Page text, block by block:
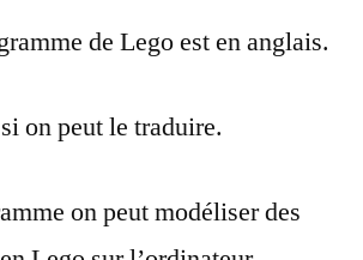
de Lego est en anglais.
on peut le traduire.
on peut modéliser des